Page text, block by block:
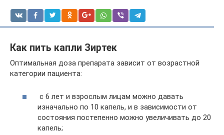
Как пить капли Зиртек
Оптимальная доза препарата зависит от возрастной
категории пациента:
с 6 лет и взрослым лицам можно давать
изначально по 10 капель, и в зависимости от
состояния постепенно можно увеличивать до 20
капель;